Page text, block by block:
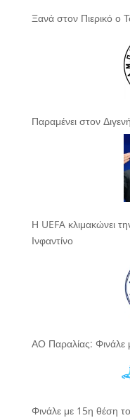
Ξανά στον Πιερικό ο
Παραμένει στον
Η UEFA κλιμακώνει
Ινφαντίνο
ΑΟ Παραλίας: Φινάλε
Φινάλε με 15η θέση